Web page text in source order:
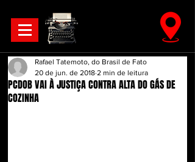
PCDOB VAI À JUSTIÇA CONTRA ALTA DO GÁS DE
COZINHA
Rafael Tatemoto, do Brasil de Fato
20 de jun. de 2018 2 min de leitura